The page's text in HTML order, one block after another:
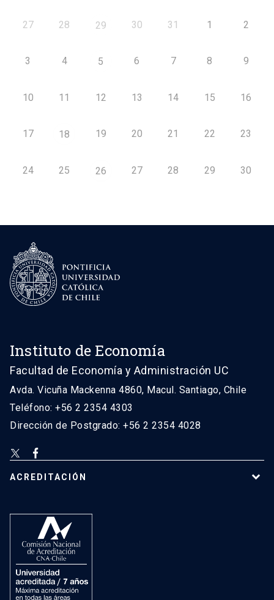
27 28 29 30 31 1 2
3 4 5 6 7 8 9
10 11 12 13 14 15 16
17 18 19 20 21 22 23
24 25 26 27 28 29 30
Instituto de Economía
Facultad de Economía y Administración UC
Avda. Vicuña Mackenna 4860, Macul. Santiago, Chile
Teléfono: +56 2 2354 4303
Dirección de Postgrado: +56 2 2354 4028
ACREDITACIÓN